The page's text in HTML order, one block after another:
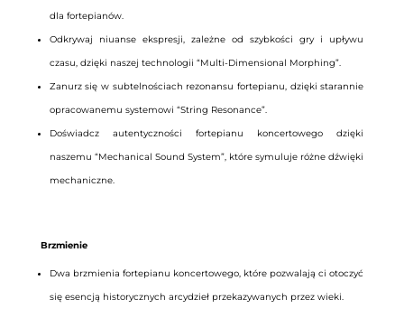
dla fortepianów.
Odkrywaj niuanse ekspresji, zależne od szybkości gry i upływu
czasu, dzięki naszej technologii “Multi-Dimensional Morphing”.
Zanurz się w subtelnościach rezonansu fortepianu, dzięki starannie
opracowanemu systemowi “String Resonance”.
Doświadcz autentyczności fortepianu koncertowego dzięki
naszemu “Mechanical Sound System”, które symuluje różne dźwięki
mechaniczne.
Brzmienie
Dwa brzmienia fortepianu koncertowego, które pozwalają ci otoczyć
się esencją historycznych arcydzieł przekazywanych przez wieki.